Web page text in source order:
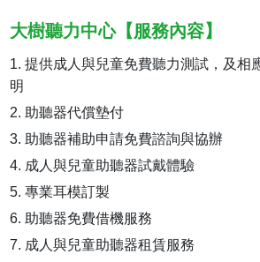
大樹聽力中心【服務內容】
提供成人與兒童免費聽力測試，及相
明
助聽器代償墊付
助聽器補助申請免費諮詢與協辦
成人與兒童助聽器試戴體驗
專業耳模訂製
助聽器免費借機服務
成人與兒童助聽器租賃服務